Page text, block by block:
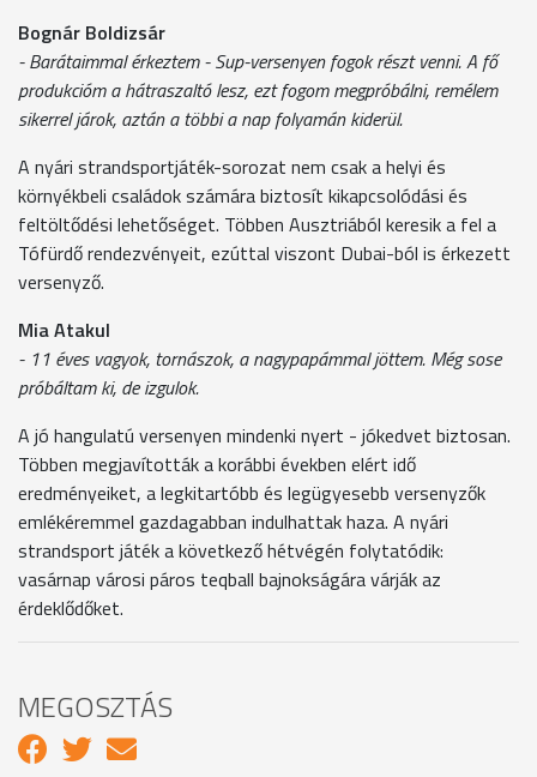
Bognár Boldizsár
- Barátaimmal érkeztem - Sup-versenyen fogok részt venni. A fő
produkcióm a hátraszaltó lesz, ezt fogom megpróbálni, remélem
sikerrel járok, aztán a többi a nap folyamán kiderül.
A nyári strandsportjáték-sorozat nem csak a helyi és
környékbeli családok számára biztosít kikapcsolódási és
feltöltődési lehetőséget. Többen Ausztriából keresik a fel a
Tófürdő rendezvényeit, ezúttal viszont Dubai-ból is érkezett
versenyző.
Mia Atakul
- 11 éves vagyok, tornászok, a nagypapámmal jöttem. Még sose
próbáltam ki, de izgulok.
A jó hangulatú versenyen mindenki nyert - jókedvet biztosan.
Többen megjavították a korábbi években elért idő
eredményeiket, a legkitartóbb és legügyesebb versenyzők
emlékéremmel gazdagabban indulhattak haza. A nyári
strandsport játék a következő hétvégén folytatódik:
vasárnap városi páros teqball bajnokságára várják az
érdeklődőket.
MEGOSZTÁS